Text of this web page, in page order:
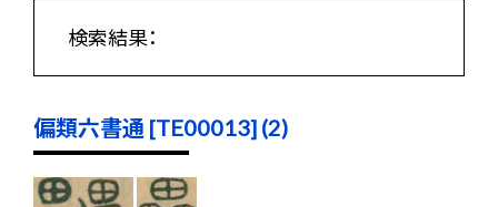
検索結果：
偏類六書通 [TE00013] (2)